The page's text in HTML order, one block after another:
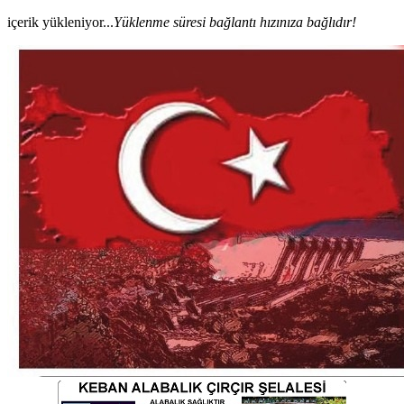
içerik yükleniyor...Yüklenme süresi bağlantı hızınıza bağlıdır!